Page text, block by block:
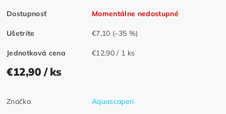
Dostupnosť Momentálne nedostupné
Ušetríte €7,10 (–35 %)
Jednotková cena €12,90 / 1 ks
€12,90 / ks
Značka
Aquascaperi